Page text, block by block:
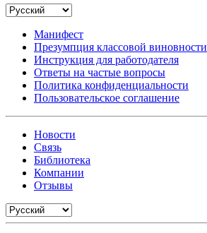
Манифест
Презумпция классовой виновности
Инструкция для работодателя
Ответы на частые вопросы
Политика конфиденциальности
Пользовательское соглашение
Новости
Связь
Библиотека
Компании
Отзывы